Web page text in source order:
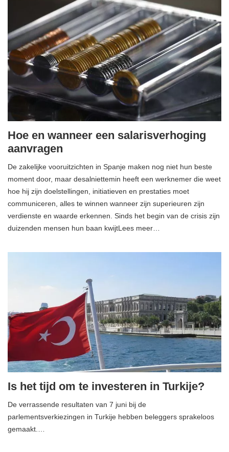
Hoe en wanneer een salarisverhoging
aanvragen
De zakelijke vooruitzichten in Spanje maken nog niet hun beste
moment door, maar desalniettemin heeft een werknemer die weet
hoe hij zijn doelstellingen, initiatieven en prestaties moet
communiceren, alles te winnen wanneer zijn superieuren zijn
verdienste en waarde erkennen. Sinds het begin van de crisis zijn
duizenden mensen hun baan kwijtLees meer…
Is het tijd om te investeren in Turkije?
De verrassende resultaten van 7 juni bij de
parlementsverkiezingen in Turkije hebben beleggers sprakeloos
gemaakt.…